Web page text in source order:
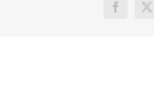
Facebook
X